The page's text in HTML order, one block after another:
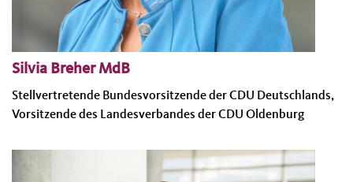
Silvia Breher MdB
Stellvertretende Bundesvorsitzende der CDU Deutschlands,
Vorsitzende des Landesverbandes der CDU Oldenburg